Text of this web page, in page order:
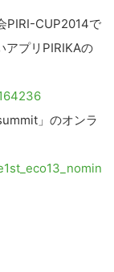
PIRI-CUP2014で
アプリPIRIKAの
」のオンラ